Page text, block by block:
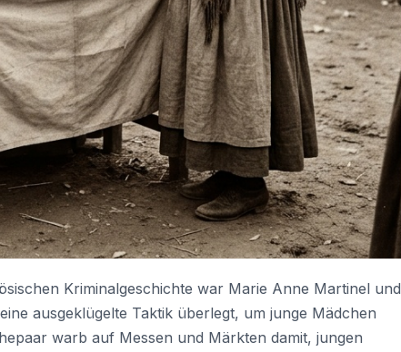
Kriminalgeschichte war Marie Anne Martinel und
ausgeklügelte Taktik überlegt, um junge Mädchen
warb auf Messen und Märkten damit, jungen